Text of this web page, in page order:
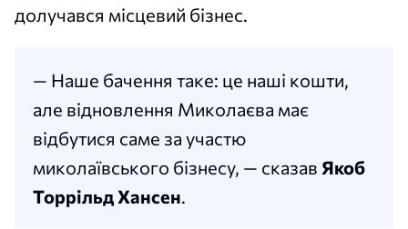
долучався місцевий бізнес.
— Наше бачення таке: це наші кошти,
але відновлення Миколаєва має
відбутися саме за участю
миколаївського бізнесу, — сказав Якоб
Торрільд Хансен.